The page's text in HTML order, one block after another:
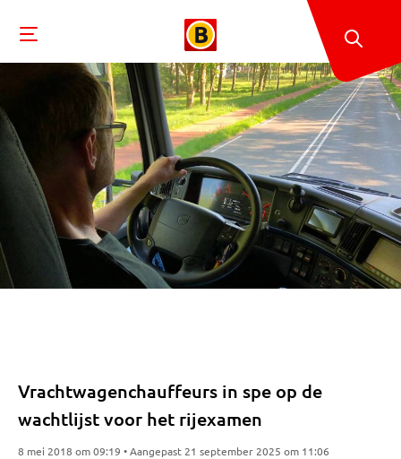
Vrachtwagenchauffeurs in spe op de
wachtlijst voor het rijexamen
8 mei 2018 om 09:19 • Aangepast 21 september 2025 om 11:06